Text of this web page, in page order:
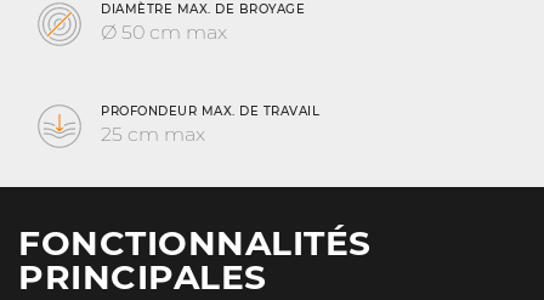
DIAMÈTRE MAX. DE BROYAGE
Ø 50 cm max
PROFONDEUR MAX. DE TRAVAIL
25 cm max
FONCTIONNALITÉS
PRINCIPALES